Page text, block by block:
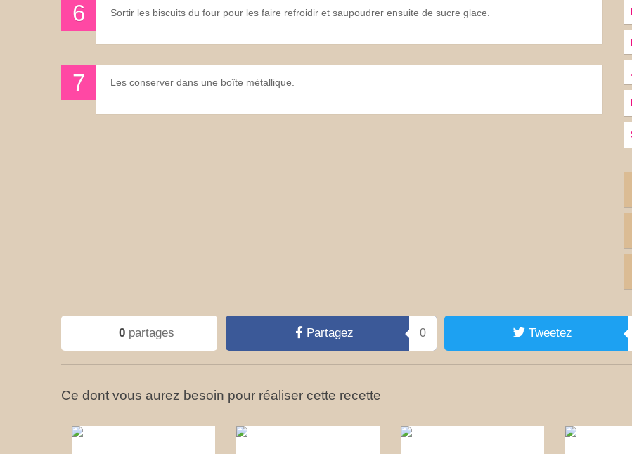
Sortir les biscuits du four pour les faire refroidir et saupoudrer ensuite de sucre glace.
Les conserver dans une boîte métallique.
0partages Partagez 0 Tweetez
Ce dont vous aurez besoin pour réaliser cette recette